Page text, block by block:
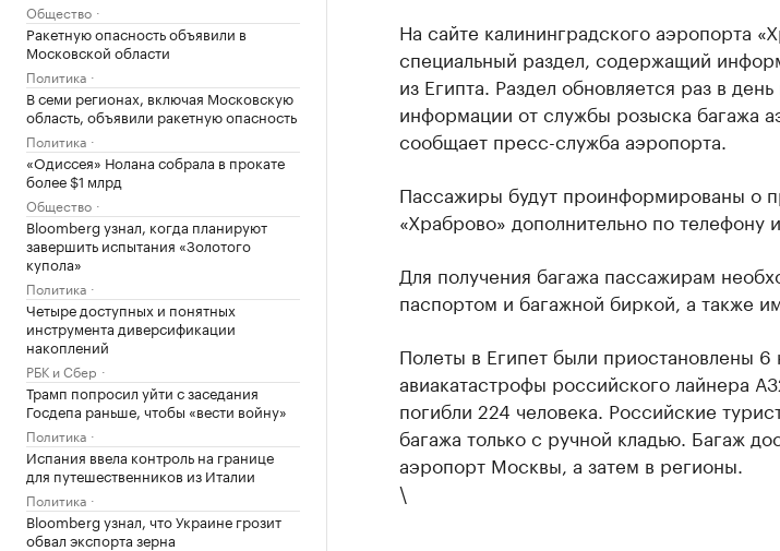
Общество
Ракетную опасность объявили в
Московской области
Политика
В семи регионах, включая Московскую
область, объявили ракетную опасность
Политика
«Одиссея» Нолана собрала в прокате
более $1 млрд
Общество
Bloomberg узнал, когда планируют
завершить испытания «Золотого
купола»
Политика
Четыре доступных и понятных
инструмента диверсификации
накоплений
РБК и Сбер
Трамп попросил уйти с заседания
Госдепа раньше, чтобы «вести войну»
Политика
Испания ввела контроль на границе
для путешественников из Италии
Политика
Bloomberg узнал, что Украине грозит
обвал экспорта зерна
На сайте калининградского аэропорта
специальный раздел, содержащий
из Египта. Раздел обновляется раз в
информации от службы розыска багажа
сообщает пресс-служба аэропорта.
Пассажиры будут проинформированы о
«Храброво» дополнительно по телефону
Для получения багажа пассажирам
паспортом и багажной биркой, а также
Полеты в Египет были приостановлены
авиакатастрофы российского лайнера
погибли 224 человека. Российские
багажа только с ручной кладью. Багаж
аэропорт Москвы, а затем в регионы.
\